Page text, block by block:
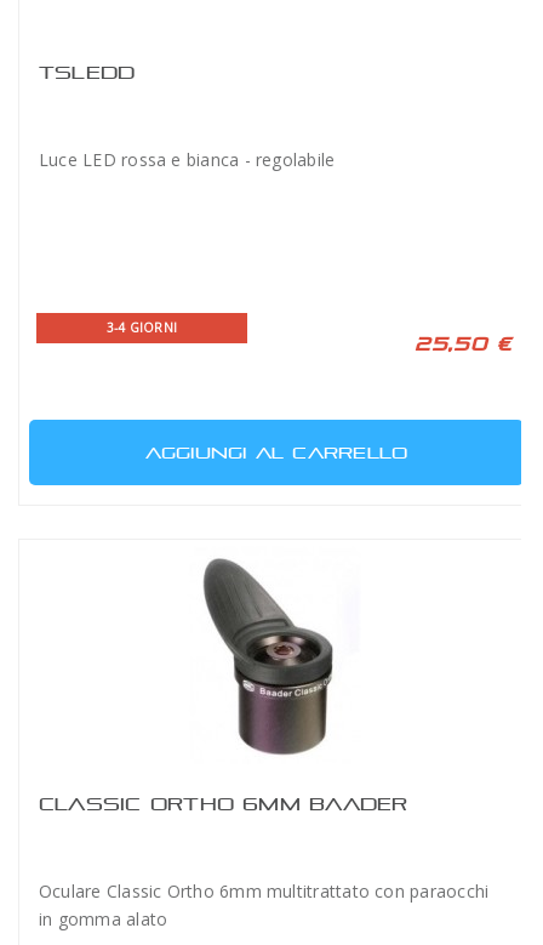
TSLEDD
Luce LED rossa e bianca - regolabile
3-4 GIORNI
25,50 €
AGGIUNGI AL CARRELLO
CLASSIC ORTHO 6MM BAADER
Oculare Classic Ortho 6mm multitrattato con paraocchi
in gomma alato